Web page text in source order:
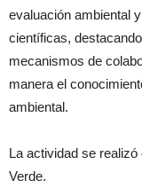
evaluación ambiental
científicas,
mecanismos de
manera el
ambiental.
La actividad se
Verde.